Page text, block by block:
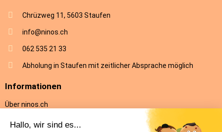
Chrüzweg 11, 5603 Staufen
info@ninos.ch
062 535 21 33
Abholung in Staufen mit zeitlicher Absprache möglich
Informationen
Über ninos.ch
AGB